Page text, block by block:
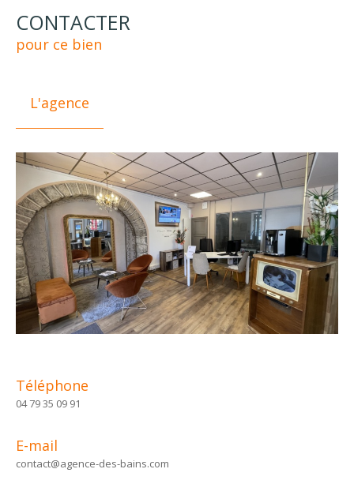
CONTACTER
pour ce bien
L'agence
Téléphone
04 79 35 09 91
E-mail
contact@agence-des-bains.com